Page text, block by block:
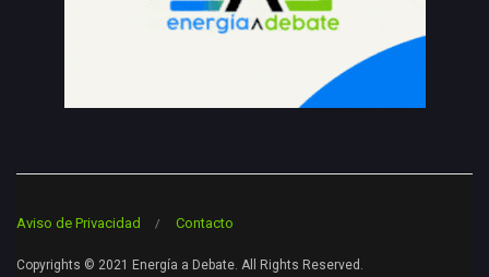
Aviso de Privacidad Contacto
Copyrights © 2021 Energía a Debate. All Rights Reserved.